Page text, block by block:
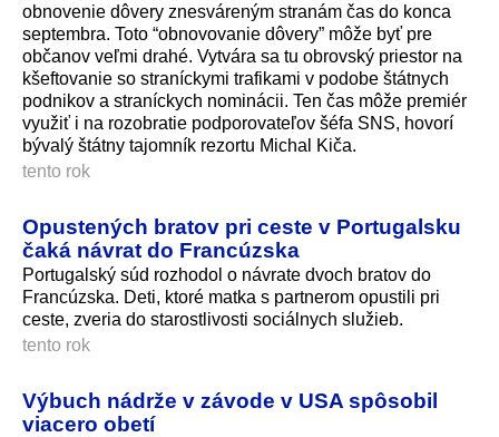
obnovenie dôvery znesváreným stranám čas do konca
septembra. Toto “obnovovanie dôvery” môže byť pre
občanov veľmi drahé. Vytvára sa tu obrovský priestor na
kšeftovanie so straníckymi trafikami v podobe štátnych
podnikov a straníckych nominácii. Ten čas môže premiér
využiť i na rozobratie podporovateľov šéfa SNS, hovorí
bývalý štátny tajomník rezortu Michal Kiča.
tento rok
Opustených bratov pri ceste v Portugalsku
čaká návrat do Francúzska
Portugalský súd rozhodol o návrate dvoch bratov do
Francúzska. Deti, ktoré matka s partnerom opustili pri
ceste, zveria do starostlivosti sociálnych služieb.
tento rok
Výbuch nádrže v závode v USA spôsobil
viacero obetí